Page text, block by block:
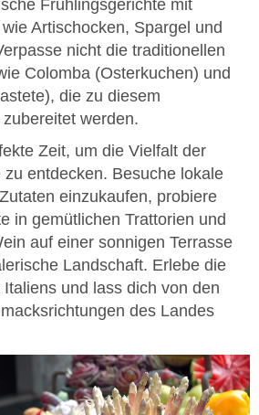
Frühlingsgerichte mit
Artischocken, Spargel und
nicht die traditionellen
Colomba (Osterkuchen) und
die zu diesem
werden.
Zeit, um die Vielfalt der
entdecken. Besuche lokale
einzukaufen, probiere
in gemütlichen Trattorien und
auf einer sonnigen Terrasse
Landschaft. Erlebe die
und lass dich von den
des Landes